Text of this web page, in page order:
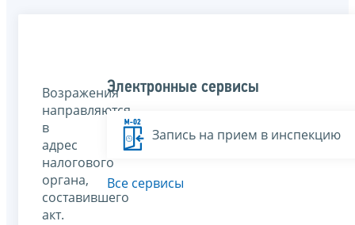
Возражения
направляются
в
адрес
налогового
органа,
составившего
акт.
Электронные сервисы
Запись на прием в инспекцию
Все сервисы